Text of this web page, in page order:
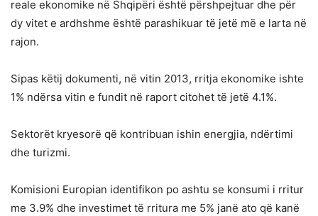
reale ekonomike në Shqipëri është përshpejtuar dhe për
dy vitet e ardhshme është parashikuar të jetë më e larta në
rajon.
Sipas këtij dokumenti, në vitin 2013, rritja ekonomike ishte
1% ndërsa vitin e fundit në raport citohet të jetë 4.1%.
Sektorët kryesorë që kontribuan ishin energjia, ndërtimi
dhe turizmi.
Komisioni Europian identifikon po ashtu se konsumi i rritur
me 3.9% dhe investimet të rritura me 5% janë ato që kanë